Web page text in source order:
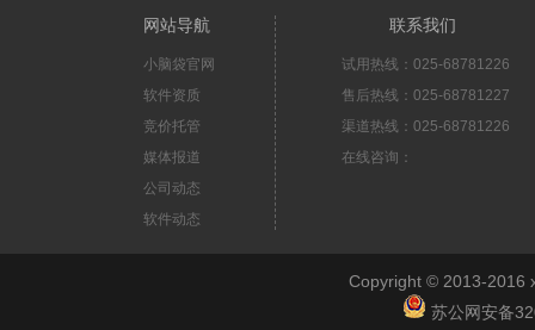
网站导航
小脑袋官网
软件资质
竞价托管
媒体报道
公司动态
软件动态
联系我们
试用热线：025-68781226
售后热线：025-68781227
渠道热线：025-68781226
在线咨询：
Copyright © 2013-2016
苏公网安备